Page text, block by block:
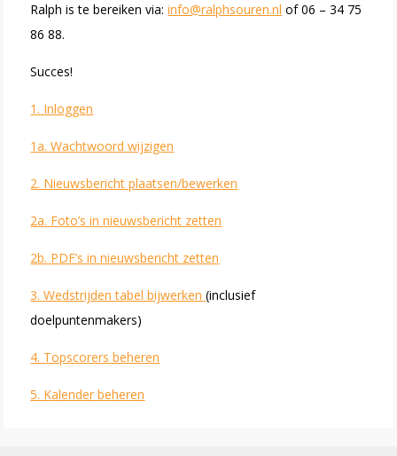
Ralph is te bereiken via:info@ralphsouren.nl of 06 – 34 75
86 88.
Succes!
1. Inloggen
1a. Wachtwoord wijzigen
2. Nieuwsbericht plaatsen/bewerken
2a. Foto’s in nieuwsbericht zetten
2b. PDF’s in nieuwsbericht zetten
3. Wedstrijden tabel bijwerken(inclusief
doelpuntenmakers)
4. Topscorers beheren
5. Kalender beheren